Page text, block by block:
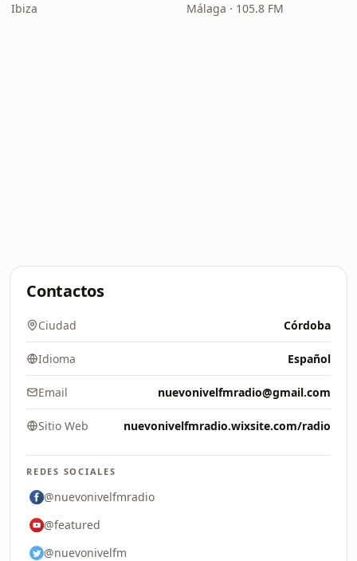
Ibiza Málaga · 105.8 FM
Contactos
Ciudad Córdoba
Idioma Español
Email nuevonivelfmradio@gmail.com
Sitio Web nuevonivelfmradio.wixsite.com/radio
REDES SOCIALES
@nuevonivelfmradio
@featured
@nuevonivelfm